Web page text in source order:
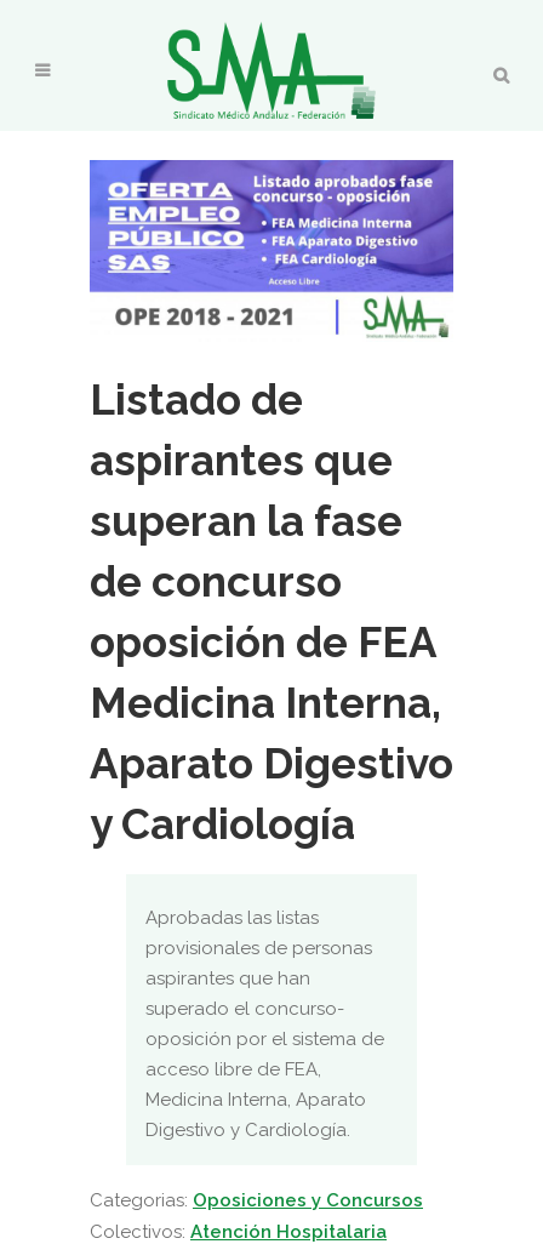
Listado de
aspirantes que
superan la fase
de concurso
oposición de FEA
Medicina Interna,
Aparato Digestivo
y Cardiología
Aprobadas las listas
provisionales de personas
aspirantes que han
superado el concurso-
oposición por el sistema de
acceso libre de FEA,
Medicina Interna, Aparato
Digestivo y Cardiología.
Categorias: Oposiciones y Concursos
Colectivos: Atención Hospitalaria